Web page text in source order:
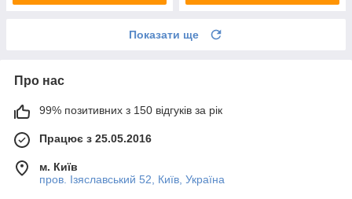
Показати ще
Про нас
99% позитивних з 150 відгуків за рік
Працює з 25.05.2016
м. Київ
пров. Ізяславський 52, Київ, Україна